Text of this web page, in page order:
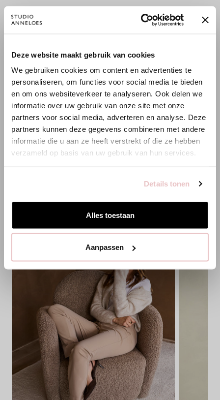
Deze website maakt gebruik van cookies
We gebruiken cookies om content en advertenties te
personaliseren, om functies voor social media te bieden
en om ons websiteverkeer te analyseren. Ook delen we
informatie over uw gebruik van onze site met onze
partners voor social media, adverteren en analyse. Deze
partners kunnen deze gegevens combineren met andere
informatie die u aan ze heeft verstrekt of die ze hebben
verzameld op basis van uw gebruik van hun services.
Details tonen
Alles toestaan
Aanpassen
DerStoff bietet angenehmenStretch,bleibt perfektin
Formund modellierenden Effekt.Einemoderne,
FUSSABDRUCK
pro Artikel den
Footprint
vom Rohstoff bis zum Shop, damit du
weißt, was du kaufst. Diese Einblicke helfen uns, diese
Auswirkungen kontinuierlich zu senken.
Mehr über Nachhaltigkeit lesenbei Studio Anneloes.
Wasser
11.00 m3
Emissionen
7.00 kg CO2
Energie
10.00 kWh
WILLKOMMEN BEI STUDIO
ANNELOES
Es scheint, dass du uns von einem anderen Land aus
Bist du am richtigen Ort?
Zur niederländischen Seite wechseln